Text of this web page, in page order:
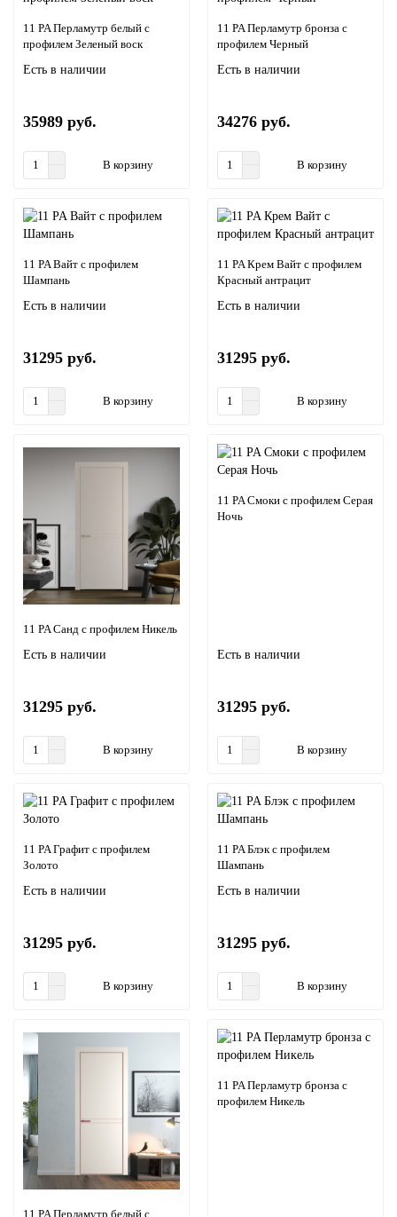
11 PA Перламутр белый с
профилем Зеленый воск
Есть в наличии
35989 руб.
В корзину
11 PA Перламутр бронза с
профилем Черный
Есть в наличии
34276 руб.
В корзину
11 PA Вайт с профилем
Шампань
Есть в наличии
31295 руб.
В корзину
11 PA Крем Вайт с профилем
Красный антрацит
Есть в наличии
31295 руб.
В корзину
11 PA Санд с профилем Никель
Есть в наличии
31295 руб.
В корзину
11 PA Смоки с профилем Серая
Ночь
Есть в наличии
31295 руб.
В корзину
11 PA Графит с профилем
Золото
Есть в наличии
31295 руб.
В корзину
11 PA Блэк с профилем
Шампань
Есть в наличии
31295 руб.
В корзину
11 PA Перламутр белый с
11 PA Перламутр бронза с
профилем Никель